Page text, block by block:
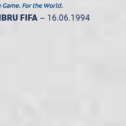
FIFA -- 16.06.1994